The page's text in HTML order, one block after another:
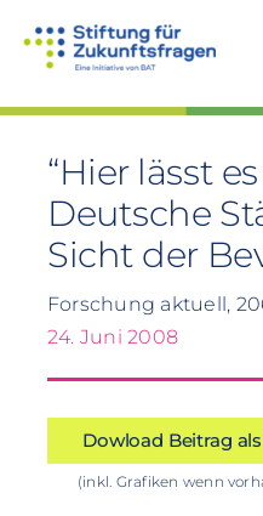
Inhalt
“Hier lässt
Deutsche
Sicht der
Forschung aktuell,
24. Juni 2008
Dowload Beitrag
(inkl. Grafiken wenn